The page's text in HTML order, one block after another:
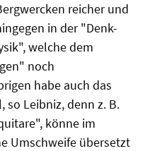
reicher und
in der "Denk-
welche dem
noch
habe auch das
so Leibniz, denn z. B.
könne im
Umschweife übersetzt